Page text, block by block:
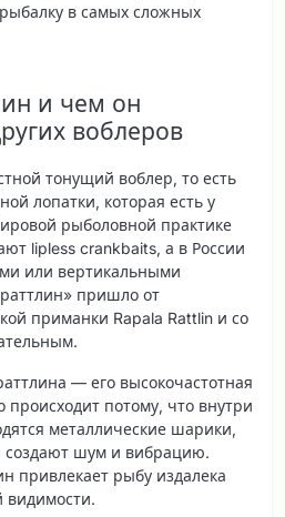
в самых сложных
и чем он
воблеров
тонущий воблер, то есть
лопатки, которая есть у
рыболовной практике
lipless crankbaits, а в России
или вертикальными
пришло от
приманки Rapala Rattlin и со
— его высокочастотная
происходит потому, что внутри
металлические шарики,
шум и вибрацию.
привлекает рыбу издалека
видимости.